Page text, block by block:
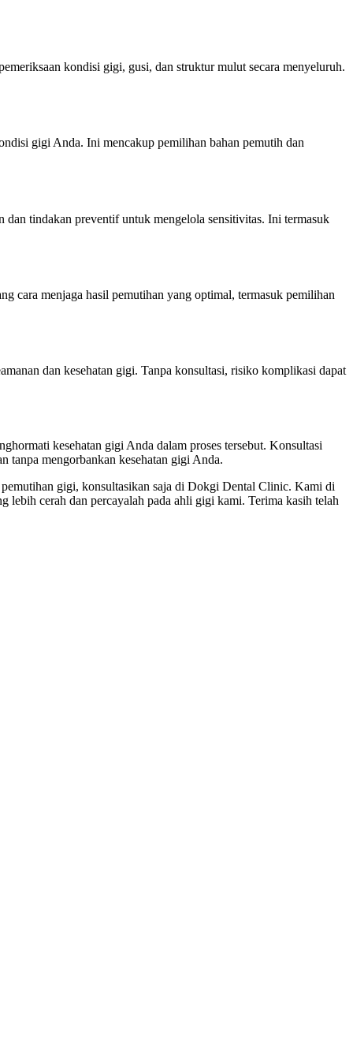
kondisi gigi, gusi, dan struktur mulut secara menyeluruh.
gigi Anda. Ini mencakup pemilihan bahan pemutih dan
tindakan preventif untuk mengelola sensitivitas. Ini termasuk
cara menjaga hasil pemutihan yang optimal, termasuk pemilihan
dan kesehatan gigi. Tanpa konsultasi, risiko komplikasi dapat
kesehatan gigi Anda dalam proses tersebut. Konsultasi
tanpa mengorbankan kesehatan gigi Anda.
gigi, konsultasikan saja di Dokgi Dental Clinic. Kami di
lebih cerah dan percayalah pada ahli gigi kami. Terima kasih telah